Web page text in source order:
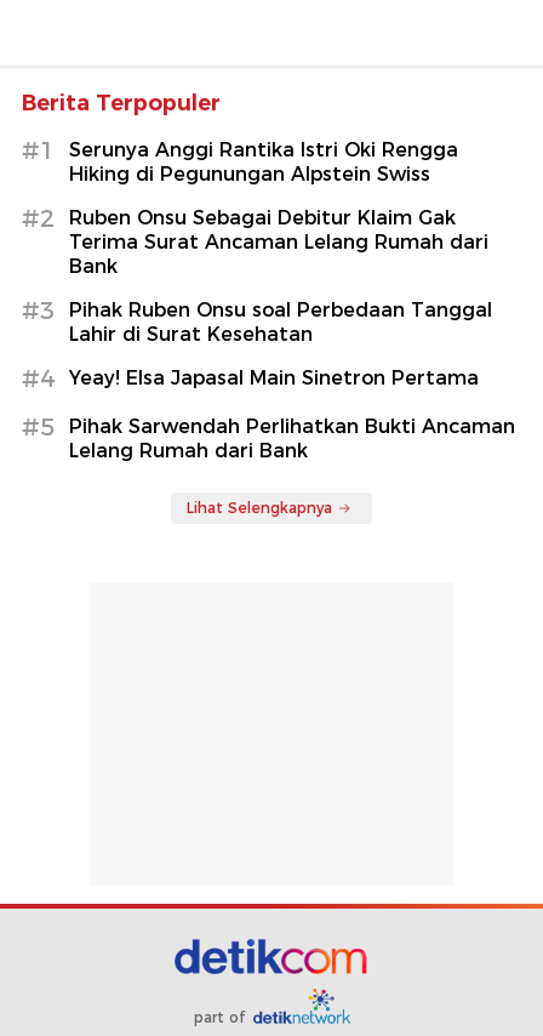
Berita Terpopuler
#1
Serunya Anggi Rantika Istri Oki Rengga
Hiking di Pegunungan Alpstein Swiss
#2
Ruben Onsu Sebagai Debitur Klaim Gak
Terima Surat Ancaman Lelang Rumah dari
Bank
#3
Pihak Ruben Onsu soal Perbedaan Tanggal
Lahir di Surat Kesehatan
#4 Yeay! Elsa Japasal Main Sinetron Pertama
#5
Pihak Sarwendah Perlihatkan Bukti Ancaman
Lelang Rumah dari Bank
Lihat Selengkapnya
part of